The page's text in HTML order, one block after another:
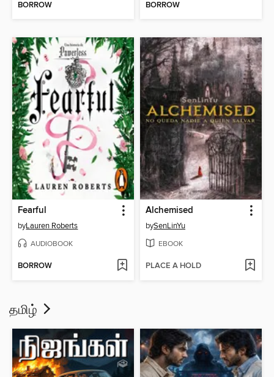
BORROW BORROW
Fearful
byLauren Roberts
AUDIOBOOK
BORROW
Alchemised
bySenLinYu
EBOOK
PLACE A HOLD
தமிழ்